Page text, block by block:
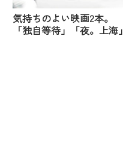
気持ちのよい映画2本。
「独自等待」「夜。上海」